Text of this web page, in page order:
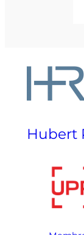
Hubert